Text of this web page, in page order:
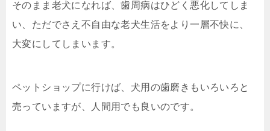
そのまま老犬になれば、歯周病はひどく悪化してしま
い、ただでさえ不自由な老犬生活をより一層不快に、
大変にしてしまいます。
ペットショップに行けば、犬用の歯磨きもいろいろと
売っていますが、人間用でも良いのです。